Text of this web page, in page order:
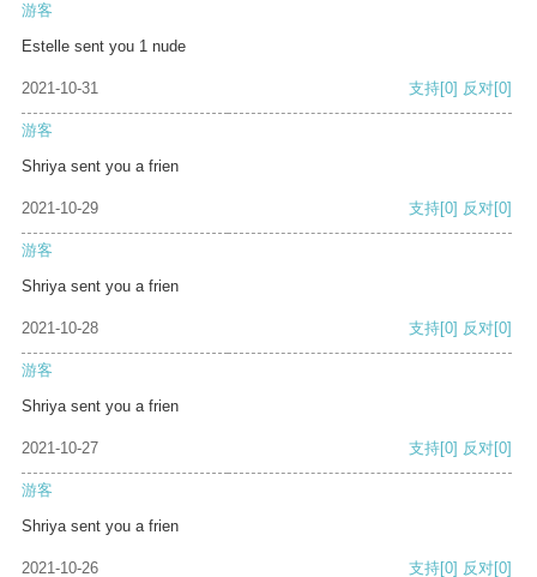
游客
Estelle sent you 1 nude
2021-10-31 支持[0] 反对[0]
游客
Shriya sent you a frien
2021-10-29 支持[0] 反对[0]
游客
Shriya sent you a frien
2021-10-28 支持[0] 反对[0]
游客
Shriya sent you a frien
2021-10-27 支持[0] 反对[0]
游客
Shriya sent you a frien
2021-10-26 支持[0] 反对[0]